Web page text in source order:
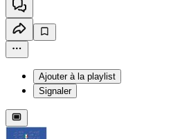
Ajouter à la playlist
Signaler